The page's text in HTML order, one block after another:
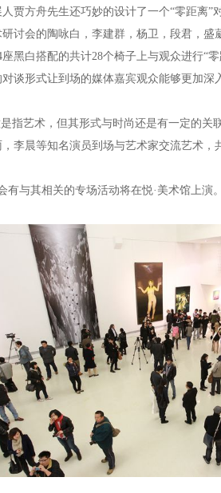
贾方舟先生还巧妙的设计了一个“零距离
讨会的陶咏白，李建群，杨卫，段君，
黑白搭配的共计28个椅子上与观众进行“
谈形式让到场的媒体嘉宾观众能够更加深
指艺术，但其形式与时尚还是有一定的
李晨等知名演员到场与艺术家交流艺术，
与其相关的专场活动将在悦·美术馆上演